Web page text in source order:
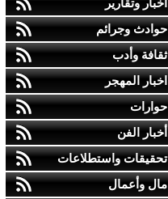
أخبار وتقارير
حوادث وجرائم
ثقافة وأدب
اخبار المهجر
حوارات
أخبار الفن
تحقيقات واستطلاعات
مال وأعمال